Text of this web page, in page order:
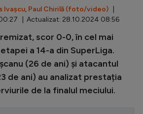
League
League
Ivașcu, Paul Chirilă (foto/video)
| Actualizat: 28.10.2024 08:56
remizat, scor 0-0, în cel mai
a 14-a din SuperLiga.
(26 de ani) și atacantul
de ani) au analizat prestația
de la finalul meciului.